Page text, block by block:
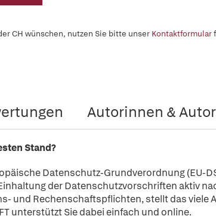
CH wünschen, nutzen Sie bitte unser Kontaktformular
Autorinnen &
Stand?
Datenschutz-Grundverordnung (EU-
der Datenschutzvorschriften aktiv
und Rechenschaftspflichten, stellt das viele
unterstützt Sie dabei einfach und online.